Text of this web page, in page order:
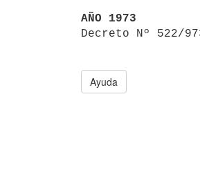
AÑO 1973
Decreto Nº 522/
Ayuda